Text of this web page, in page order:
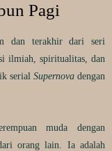
Pagi
dan terakhir dari seri
ilmiah, spiritualitas, dan
serial Supernova dengan
muda dengan
orang lain. Ia adalah